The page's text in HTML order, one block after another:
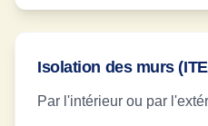
Isolation des murs
Par l'intérieur ou par